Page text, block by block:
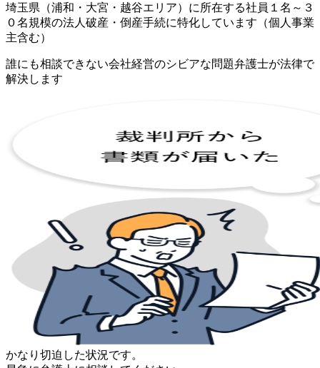
埼玉県（浦和・大宮・越谷エリア）に所在する社員１名～３
０名規模の法人破産・倒産手続に特化しています（個人事業
主含む）
誰にも相談できない会社経営のシビアな問題弁護士が法律で
解決します
かなり切迫した状況です。